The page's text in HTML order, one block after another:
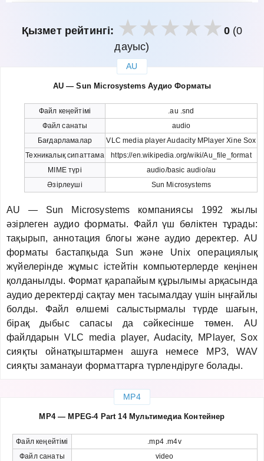
Қызмет рейтингі: 0(0
дауыс)
AU
AU — Sun Microsystems Аудио Форматы
Файл кеңейтімі
.au .snd
Файл санаты
audio
Бағдарламалар
VLC media player Audacity MPlayer Xine Sox
Техникалық сипаттама
https://en.wikipedia.org/wiki/Au_file_format
MIME түрі
audio/basic audio/au
Әзірлеуші
Sun Microsystems
AU — Sun Microsystems компаниясы 1992 жылы
әзірлеген аудио форматы. Файл үш бөліктен тұрады:
тақырып, аннотация блогы және аудио деректер. AU
форматы бастапқыда Sun және Unix операциялық
жүйелерінде жұмыс істейтін компьютерлерде кеңінен
қолданылды. Формат қарапайым құрылымы арқасында
аудио деректерді сақтау мен тасымалдау үшін ыңғайлы
болды. Файл өлшемі салыстырмалы түрде шағын,
бірақ дыбыс сапасы да сәйкесінше төмен. AU
файлдарын VLC media player, Audacity, MPlayer, Sox
сияқты ойнатқыштармен ашуға немесе MP3, WAV
сияқты заманауи форматтарға түрлендіруге болады.
MP4
MP4 — MPEG-4 Part 14 Мультимедиа Контейнер
Файл кеңейтімі
.mp4 .m4v
Файл санаты
video